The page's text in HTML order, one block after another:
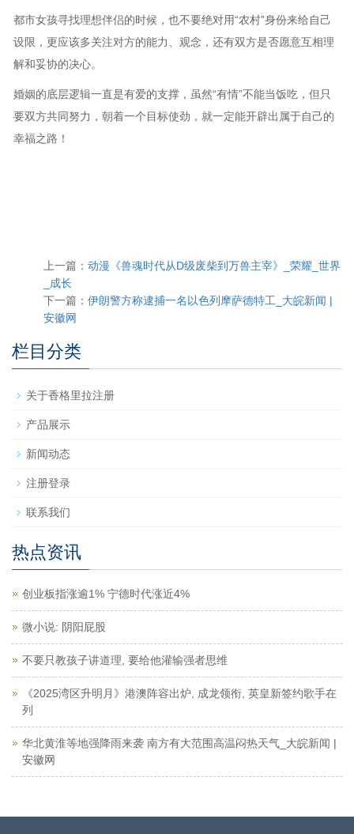
都市女孩寻找理想伴侣的时候，也不要绝对用“农村”身份来给自己
设限，更应该多关注对方的能力、观念，还有双方是否愿意互相理
解和妥协的决心。
婚姻的底层逻辑一直是有爱的支撑，虽然“有情”不能当饭吃，但只
要双方共同努力，朝着一个目标使劲，就一定能开辟出属于自己的
幸福之路！
上一篇： 动漫《兽魂时代从D级废柴到万兽主宰》_荣耀_世界
_成长
下一篇： 伊朗警方称逮捕一名以色列摩萨德特工_大皖新闻 |
安徽网
栏目分类
关于香格里拉注册
产品展示
新闻动态
注册登录
联系我们
热点资讯
创业板指涨逾1% 宁德时代涨近4%
微小说: 阴阳屁股
不要只教孩子讲道理, 要给他灌输强者思维
《2025湾区升明月》港澳阵容出炉, 成龙领衔, 英皇新签约歌手在
列
华北黄淮等地强降雨来袭 南方有大范围高温闷热天气_大皖新闻 |
安徽网